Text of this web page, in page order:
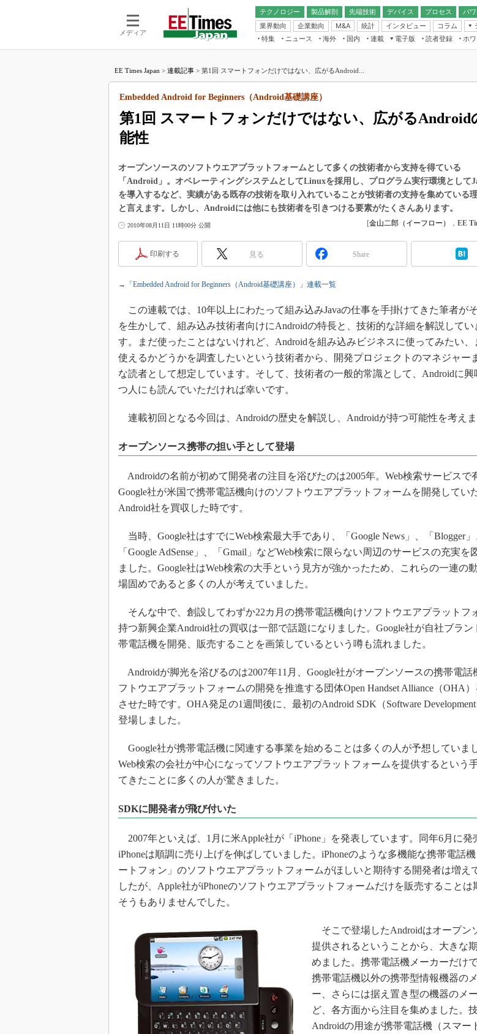
メディア
テクノロジー 製品解剖
先端技術
電池／エネルギー
デバイス
アナログ
マイコン
FPGA
プロセス パ
無線
業界動向
企業動向 M&A 統計 インタビュー コラム
フィジカルAI
読者調査（EE Times Research）
電源設計（EDN Japan）
エレクトロニクス入門（EDN
Japan）
特集 ニュース 海外 国内
連載
福田昭のデバイス通信
湯之上隆のナノフォーカス
大山聡の業界スコープ
大原雄介のエレ・組み込みプレイバ
学漂流記
世界を「数字」で回してみよう
踊るバズワード ～Behind the
Buzzword
で起こること
製品分解で探るアジアの新トレンド
光伝送技術を知る
改革、執念の180日
イノベーションは日本を救うのか
JASA発IoT通信
IHSアナリスト「未来展望」
「英語に愛されないエンジニア」の
ための新行動論
電子版
電子ブックレット
読者登録 ホ
EE Times Japan > 連載記事 > 第1回 スマートフォンだけではない、広がるAndroid...
第1回 スマートフォンだけではない、広がるAndroid
能性
Embedded Android for Beginners（Android基礎講座）
オープンソースのソフトウエアプラットフォームとして多くの技術者から支持を得ている
「Android」。オペレーティングシステムとしてLinuxを採用し、プログラム実行環境として
を導入するなど、実績がある既存の技術を取り入れていることが技術者の支持を集めている
と言えます。しかし、Androidには他にも技術者を引きつける要素がたくさんあります。
2010年08月11日 11時00分 公開 [金山二郎（イーフロー） ， EE
印刷する 見る Share
→ 「Embedded Android for Beginners（Android基礎講座）」連載一覧
この連載では、10年以上にわたって組み込みJavaの仕事を手掛けてきた筆者が
を生かして、組み込み技術者向けにAndroidの特長と、技術的な詳細を解説してい
す。まだ使ったことはないけれど、Androidを組み込みビジネスに使ってみたい、
使えるかどうかを調査したいという技術者から、開発プロジェクトのマネジャー
な読者として想定しています。そして、技術者の一般的常識として、Androidに興
つ人にも読んでいただければ幸いです。
連載初回となる今回は、Androidの歴史を解説し、Androidが持つ可能性を考えま
オープンソース携帯の担い手として登場
Androidの名前が初めて開発者の注目を浴びたのは2005年。Web検索サービスで
Google社が米国で携帯電話機向けのソフトウエアプラットフォームを開発してい
Android社を買収した時です。
当時、Google社はすでにWeb検索最大手であり、「Google News」、「Blogger」
「Google AdSense」、「Gmail」などWeb検索に限らない周辺のサービスの充実を
ました。Google社はWeb検索の大手という見方が強かったため、これらの一連の
場固めであると多くの人が考えていました。
そんな中で、創設してわずか22カ月の携帯電話機向けソフトウエアプラットフ
持つ新興企業Android社の買収は一部で話題になりました。Google社が自社ブラン
帯電話機を開発、販売することを画策しているという噂も流れました。
Androidが脚光を浴びるのは2007年11月、Google社がオープンソースの携帯電話
フトウエアプラットフォームの開発を推進する団体Open Handset Alliance（OHA）
させた時です。OHA発足の1週間後に、最初のAndroid SDK（Software
登場しました。
Google社が携帯電話機に関連する事業を始めることは多くの人が予想していま
Web検索の会社が中心になってソフトウエアプラットフォームを提供するという
てきたことに多くの人が驚きました。
SDKに開発者が飛び付いた
2007年といえば、1月に米Apple社が「iPhone」を発表しています。同年6月に発
iPhoneは順調に売り上げを伸ばしていました。iPhoneのような多機能な携帯電話
ートフォン」のソフトウエアプラットフォームがほしいと期待する開発者は増え
したが、Apple社がiPhoneのソフトウエアプラットフォームだけを販売することは
そうもありませんでした。
そこで登場したAndroidはオープン
提供されるということから、大きな
めました。携帯電話機メーカーだけで
携帯電話機以外の携帯型情報機器の
ー、さらには据え置き型の機器のメ
ど、各方面から注目を集めました。
Androidの用途が携帯電話機（スマー